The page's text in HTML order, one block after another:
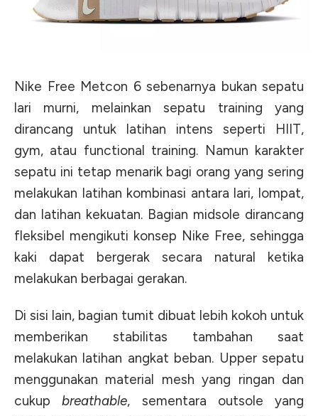
Nike Free Metcon 6 sebenarnya bukan sepatu
lari murni, melainkan sepatu training yang
dirancang untuk latihan intens seperti HIIT,
gym, atau functional training. Namun karakter
sepatu ini tetap menarik bagi orang yang sering
melakukan latihan kombinasi antara lari, lompat,
dan latihan kekuatan. Bagian midsole dirancang
fleksibel mengikuti konsep Nike Free, sehingga
kaki dapat bergerak secara natural ketika
melakukan berbagai gerakan.
Di sisi lain, bagian tumit dibuat lebih kokoh untuk
memberikan stabilitas tambahan saat
melakukan latihan angkat beban. Upper sepatu
menggunakan material mesh yang ringan dan
cukupbreathable, sementara outsole yang